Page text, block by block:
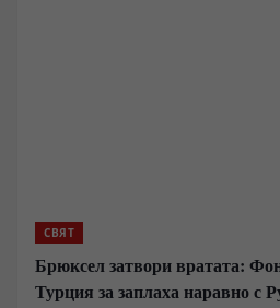
СВЯТ
Брюксел затвори вратата:
Турция за заплаха наравно с